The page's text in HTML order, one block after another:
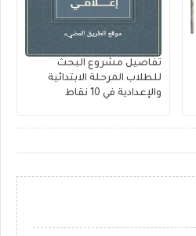
تفاصيل مشروع البحث
للطلاب المرحلة الابتدائية
والإعدادية في 10 نقاط